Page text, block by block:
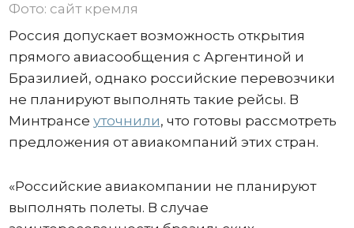
Фото: сайт кремля
Россия допускает возможность открытия
прямого авиасообщения с Аргентиной и
Бразилией, однако российские перевозчики
не планируют выполнять такие рейсы. В
Минтрансе уточнили, что готовы рассмотреть
предложения от авиакомпаний этих стран.
«Российские авиакомпании не планируют
выполнять полеты. В случае